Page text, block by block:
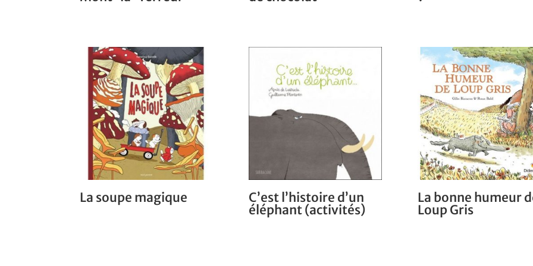
La soupe magique C’est l’histoire d’un
éléphant (activités)
La bonne humeur
Loup Gris